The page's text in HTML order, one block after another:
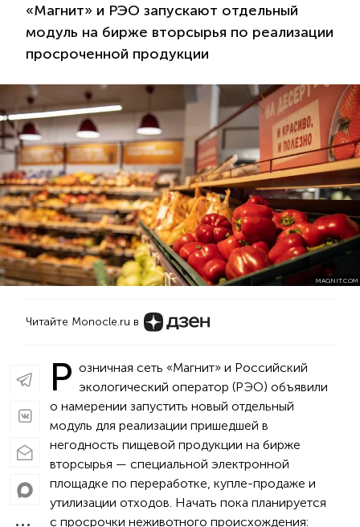
«Магнит» и РЭО запускают отдельный
модуль на бирже вторсырья по реализации
просроченной продукции
MAGNIT.COM
Читайте Monocle.ru в
Р озничная сеть «Магнит» и Российский
экологический оператор (РЭО) объявили
о намерении запустить новый отдельный
модуль для реализации пришедшей в
негодность пищевой продукции на бирже
вторсырья — специальной электронной
площадке по переработке, купле-продаже и
утилизации отходов. Начать пока планируется
с просрочки неживотного происхождения: